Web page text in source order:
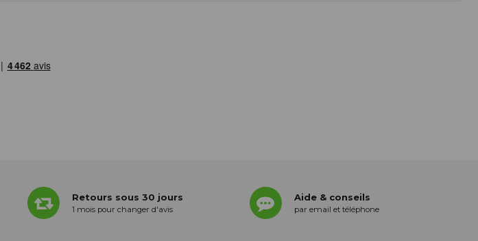
Retours sous 30 jours
1 mois pour changer d'avis
Aide & conseils
par email et téléphone